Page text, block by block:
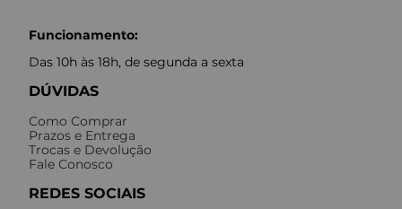
Funcionamento:
Das 10h às 18h, de segunda a sexta
DÚVIDAS
Como Comprar
Prazos e Entrega
Trocas e Devolução
Fale Conosco
REDES SOCIAIS